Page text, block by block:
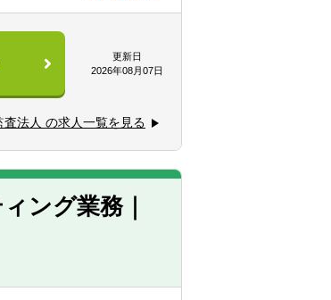
ャレンジ可能です。
米、アジア地域を中心に）
務の経験ができます。
更新日
2026年08月07日
査法人 の求人一覧を見る
ング業務｜